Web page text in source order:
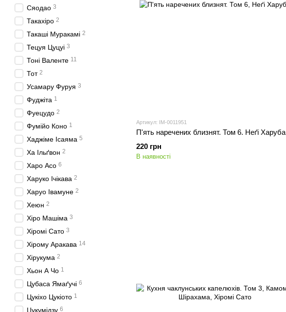
Артикул: IM-0011951
П'ять наречених близнят. Том 6. Неґі Харуба
220 грн
В наявності
Сяодао 3
Такахіро 2
Такаші Муракамі 2
Тецуя Цуцуі 3
Тоні Валенте 11
Тот 2
Усамару Фуруя 3
Фуджіта 1
Фуецудо 2
Фумійо Коно 1
Хаджіме Ісаяма 5
Ха Ільґвон 2
Харо Асо 6
Харуко Ічікава 2
Харуо Івамуне 2
Хеюн 2
Хіро Машіма 3
Хіромі Сато 3
Хірому Аракава 14
Хірукума 2
Хьон А Чо 1
Цубаса Ямаґучі 6
Цукіхо Цукіото 1
Цукумідзу 6